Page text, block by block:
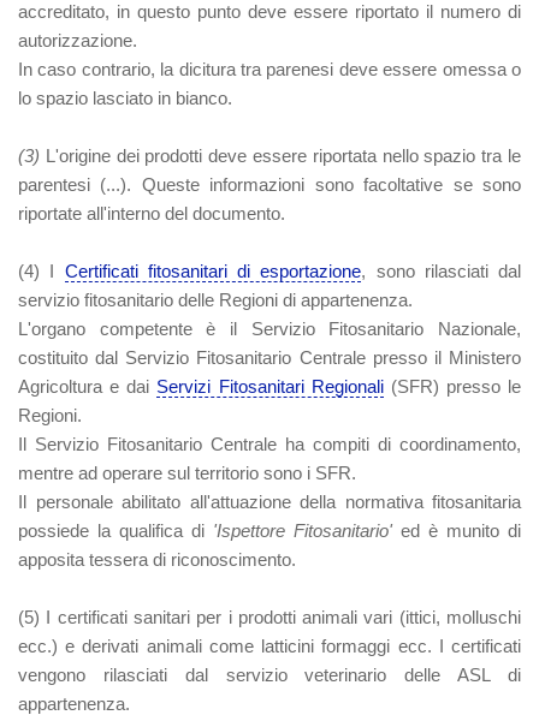
accreditato, in questo punto deve essere riportato il numero di
autorizzazione.
In caso contrario, la dicitura tra parenesi deve essere omessa o
lo spazio lasciato in bianco.
(3) L'origine dei prodotti deve essere riportata nello spazio tra le
parentesi (...). Queste informazioni sono facoltative se sono
riportate all'interno del documento.
(4) I Certificati fitosanitari di esportazione, sono rilasciati dal
servizio fitosanitario delle Regioni di appartenenza.
L'organo competente è il Servizio Fitosanitario Nazionale,
costituito dal Servizio Fitosanitario Centrale presso il Ministero
Agricoltura e dai Servizi Fitosanitari Regionali(SFR) presso le
Regioni.
Il Servizio Fitosanitario Centrale ha compiti di coordinamento,
mentre ad operare sul territorio sono i SFR.
Il personale abilitato all'attuazione della normativa fitosanitaria
possiede la qualifica di 'Ispettore Fitosanitario' ed è munito di
apposita tessera di riconoscimento.
(5) I certificati sanitari per i prodotti animali vari (ittici, molluschi
ecc.) e derivati animali come latticini formaggi ecc. I certificati
vengono rilasciati dal servizio veterinario delle ASL di
appartenenza.